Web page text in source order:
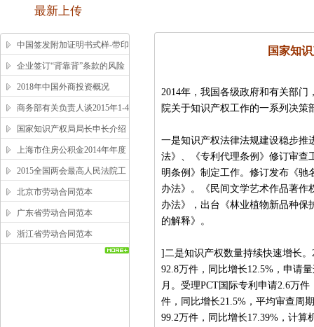
最新上传
国家知
2014年，我国各级政府和有关部
院关于知识产权工作的一系列决
一是知识产权法律法规建设稳步推
法》、《专利代理条例》修订审查
明条例》制定工作。修订发布《驰
办法》。《民间文学艺术作品著作
办法》，出台《林业植物新品种保
的解释》。
]二是知识产权数量持续快速增长
92.8万件，同比增长12.5%，申请
月。受理PCT国际专利申请2.6万
件，同比增长21.5%，平均审查周
99.2万件，同比增长17.39%，计算
中国签发附加证明书式样-带印
鉴、签字版本 China Apostille
Sample
企业签订“背靠背”条款的风险
提示
2018年中国外商投资概况
商务部有关负责人谈2015年1-4
月吸收外资情况
国家知识产权局局长申长介绍
2014年中国知识产权发展状况
上海市住房公积金2014年年度
报告
2015全国两会最高人民法院工
作报告全文
北京市劳动合同范本
广东省劳动合同范本
浙江省劳动合同范本